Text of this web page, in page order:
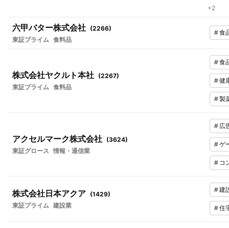
+2
六甲バター株式会社 (2266)
東証プライム 食料品
#食
株式会社ヤクルト本社 (2267)
東証プライム 食料品
#食
#健
#製
アクセルマーク株式会社 (3624)
東証グロース 情報・通信業
# 広
#ゲ
# コ
株式会社日本アクア (1429)
東証プライム 建設業
#建
#住